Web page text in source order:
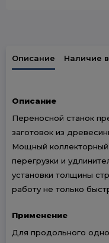
Описание Наличие
Описание
Переносной станок
заготовок из
Мощный коллекторный
перегрузки и
установки толщины
работу не только
Применение
Для продольного